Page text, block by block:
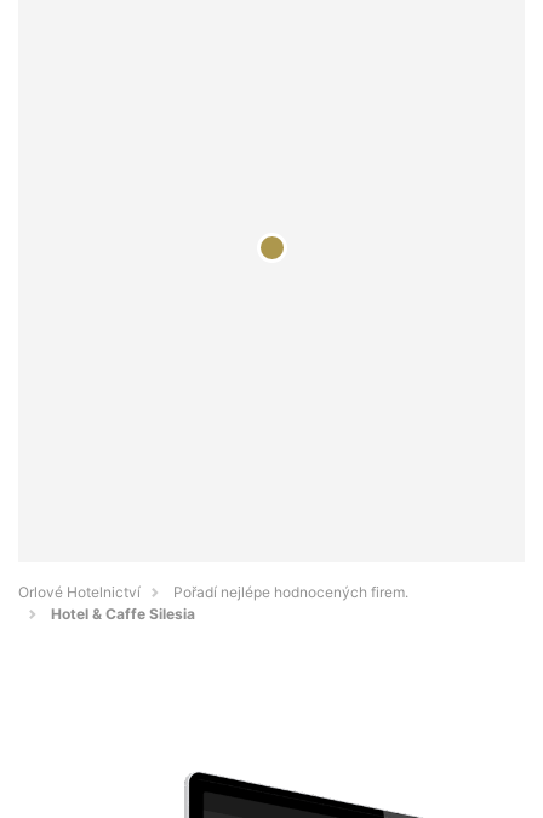
Orlové Hotelnictví
Pořadí nejlépe hodnocených firem.
Hotel & Caffe Silesia